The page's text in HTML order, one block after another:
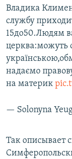
Владика
службу
15до50.Людям
церква:можуть
надаємо
на материк
— Solonyna
Так описывает